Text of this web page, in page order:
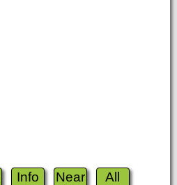
Info Near All